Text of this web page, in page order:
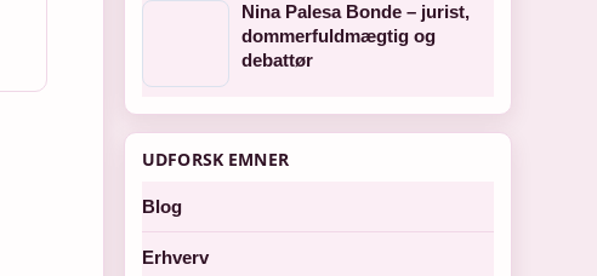
Nina Palesa Bonde – jurist,
dommerfuldmægtig og
debattør
UDFORSK EMNER
Blog
Erhverv